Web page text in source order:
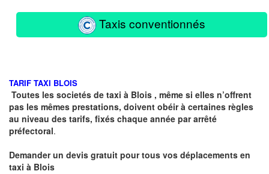
Taxis conventionnés
TARIF TAXI BLOIS
Toutes les societés de taxi à Blois , même si elles n’offrent
pas les mêmes prestations, doivent obéir à certaines règles
au niveau des tarifs, fixés chaque année par arrêté
préfectoral.
Demander un devis gratuit pour tous vos déplacements en
taxi à Blois